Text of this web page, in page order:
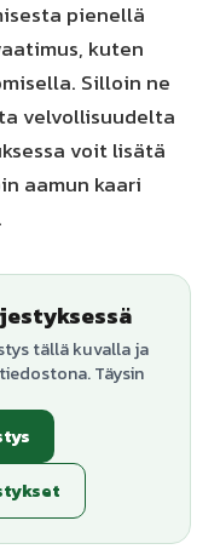
pienellä
kuten
Silloin ne
velvollisuudelta
voit lisätä
aamun kaari
tällä kuvalla ja
Täysin